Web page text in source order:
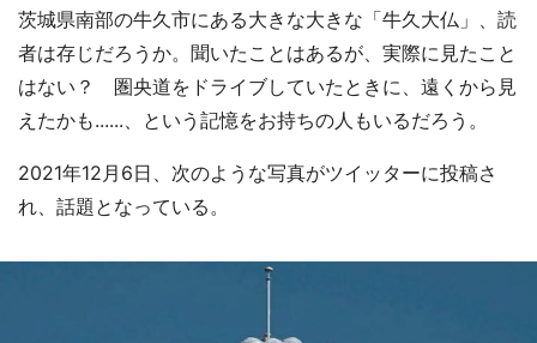
茨城県南部の牛久市にある大きな大きな「牛久大仏」、読
者は存じだろうか。聞いたことはあるが、実際に見たこと
はない？ 圏央道をドライブしていたときに、遠くから見
えたかも......、という記憶をお持ちの人もいるだろう。
2021年12月6日、次のような写真がツイッターに投稿さ
れ、話題となっている。